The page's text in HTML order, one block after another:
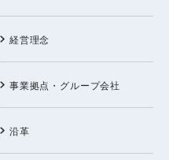
経営理念
事業拠点・グループ会社
沿革